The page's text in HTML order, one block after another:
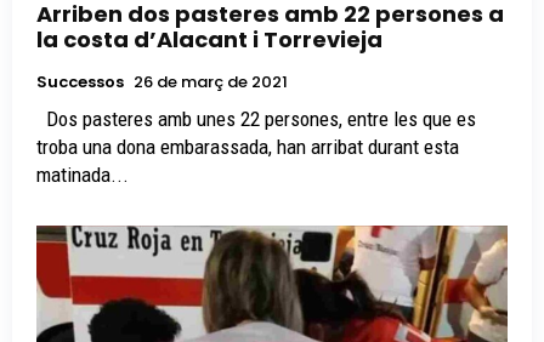
Arriben dos pasteres amb 22 persones a
la costa d’Alacant i Torrevieja
Successos 26 de març de 2021
troba una dona embarassada, han arribat durant esta
matinada...